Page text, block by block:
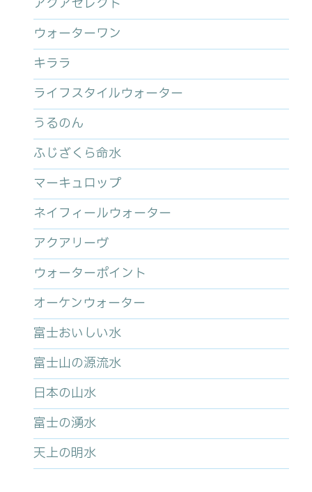
ウォーターワン
キララ
ライフスタイルウォーター
うるのん
ふじざくら命水
マーキュロップ
ネイフィールウォーター
アクアリーヴ
ウォーターポイント
オーケンウォーター
富士おいしい水
富士山の源流水
日本の山水
富士の湧水
天上の明水